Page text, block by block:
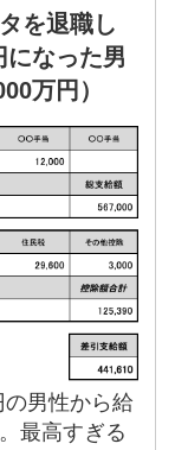
を退職し
になった男
万円）
男性から給
最高すぎる